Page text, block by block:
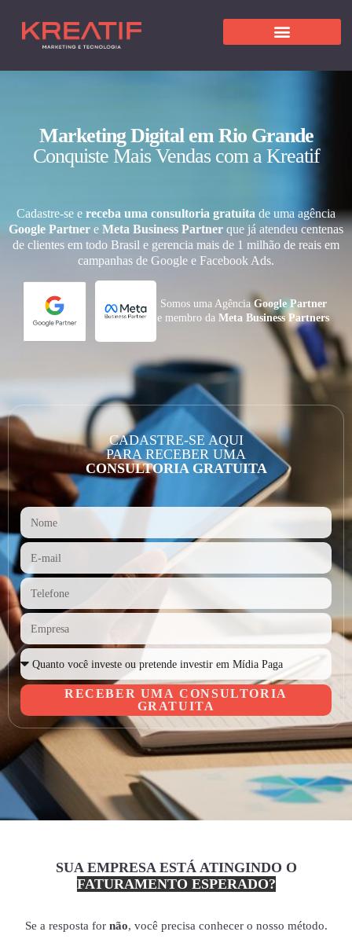
Marketing Digital em Rio Grande
Conquiste Mais Vendas com a Kreatif
Cadastre-se e receba uma consultoria gratuita de uma agência
Google Partner e Meta Business Partner que já atendeu centenas
de clientes em todo Brasil e gerencia mais de 1 milhão de reais em
campanhas de Google e Facebook Ads.
Somos uma AgênciaGoogle Partner
e membro daMeta Business Partners
CADASTRE-SE AQUI
PARA RECEBER UMA
CONSULTORIA GRATUITA
RECEBER UMA CONSULTORIA
GRATUITA
SUA EMPRESA ESTÁ ATINGINDO O
FATURAMENTO ESPERADO?
Se a resposta for não, você precisa conhecer o nosso método.